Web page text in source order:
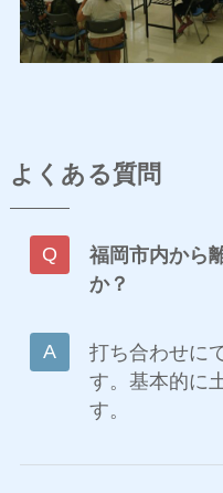
よくある質問
福岡市内から
か？
打ち合わせに
す。基本的に
す。